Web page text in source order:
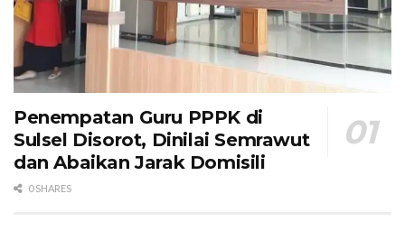
Penempatan Guru PPPK di
Sulsel Disorot, Dinilai Semrawut
dan Abaikan Jarak Domisili
0 SHARES